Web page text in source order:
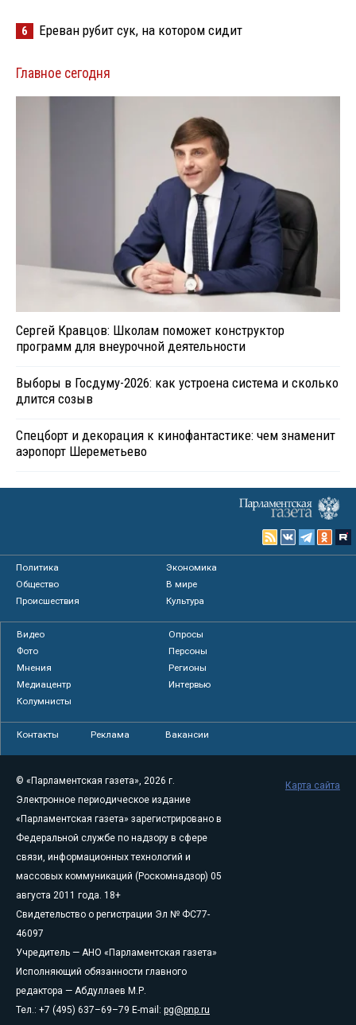
6 Ереван рубит сук, на котором сидит
Главное сегодня
Сергей Кравцов: Школам поможет конструктор
программ для внеурочной деятельности
Выборы в Госдуму-2026: как устроена система и сколько
длится созыв
Спецборт и декорация к кинофантастике: чем знаменит
аэропорт Шереметьево
Политика
Экономика
Общество
В мире
Происшествия
Культура
Видео
Опросы
Фото
Персоны
Мнения
Регионы
Медиацентр
Интервью
Колумнисты
Контакты Реклама Вакансии
© «Парламентская газета», 2026 г.
Электронное периодическое издание
«Парламентская газета» зарегистрировано в
Федеральной службе по надзору в сфере
связи, информационных технологий и
массовых коммуникаций (Роскомнадзор) 05
августа 2011 года. 18+
Свидетельство о регистрации Эл № ФС77-
46097
Учредитель — АНО «Парламентская газета»
Исполняющий обязанности главного
редактора — Абдуллаев М.Р.
Тел.: +7 (495) 637–69–79 E-mail: pg@pnp.ru
Карта сайта